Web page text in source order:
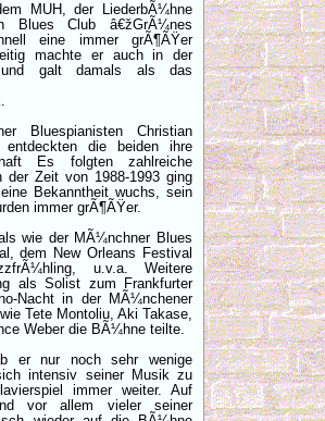
MUH, der LiederbÃ¼hne
Blues Club â€žGrÃ¼nes
eine immer grÃ¶ÃŸer
machte er auch in der
galt damals als das
Bluespianisten Christian
die beiden ihre
Es folgten zahlreiche
Zeit von 1988-1993 ging
Bekanntheit wuchs, sein
immer grÃ¶ÃŸer.
wie der MÃ¼nchner Blues
dem New Orleans Festival
u.v.a. Weitere
als Solist zum Frankfurter
Nacht in der MÃ¼nchener
Tete Montoliu, Aki Takase,
Weber die BÃ¼hne teilte.
er nur noch sehr wenige
intensiv seiner Musik zu
immer weiter. Auf
vor allem vieler seiner